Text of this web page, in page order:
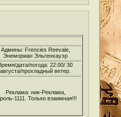
Админы: Frencies Reevale,
Энемориан Эльгенхауэр
дата/погода: 22:00/ 30
августа/прохладный ветер.
Реклама: ник-Реклама,
1111. Только взаимная!!!